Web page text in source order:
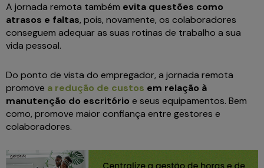
A jornada remota também evita questões como
atrasos e faltas, pois, novamente, os colaboradores
conseguem adequar as suas rotinas de trabalho a sua
vida pessoal.
Do ponto de vista do empregador, a jornada remota
promove a redução de custos em relação à
manutenção do escritório e seus equipamentos. Bem
como, promove maior confiança entre gestores e
colaboradores.